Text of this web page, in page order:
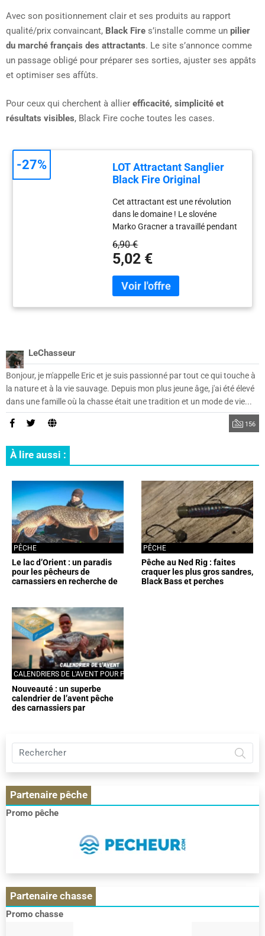
Avec son positionnement clair et ses produits au rapport
qualité/prix convaincant, Black Fire s’installe comme un pilier
du marché français des attractants. Le site s’annonce comme
un passage obligé pour préparer ses sorties, ajuster ses appâts
et optimiser ses affûts.
Pour ceux qui cherchent à allier efficacité, simplicité et
résultats visibles, Black Fire coche toutes les cases.
LOT Attractant Sanglier
Black Fire Original
Cet attractant est une révolution
dans le domaine ! Le slovéne
Marko Gracner a travaillé pendant
plus deux ans pour élaborer une
formule unique permettant de
rendre les sangliers totalement
dépendants de cet attractant.
6,90 €
5,02 €
-27%
LeChasseur
Bonjour, je m'appelle Eric et je suis passionné par tout ce qui touche à
la nature et à la vie sauvage. Depuis mon plus jeune âge, j'ai été élevé
dans une famille où la chasse était une tradition et un mode de vie...
156
À lire aussi :
Le lac d’Orient : un paradis
pour les pêcheurs de
carnassiers en recherche de
PÊCHE
Pêche au Ned Rig : faites
craquer les plus gros sandres,
Black Bass et perches
PÊCHE
Nouveauté : un superbe
calendrier de l’avent pêche
des carnassiers par
CALENDRIERS DE L'AVENT POUR PÊCHEURS
Rechercher
Pêche
chasse
:
le
chasseurs
Partenaire pêche
Promo pêche
Partenaire chasse
Promo chasse